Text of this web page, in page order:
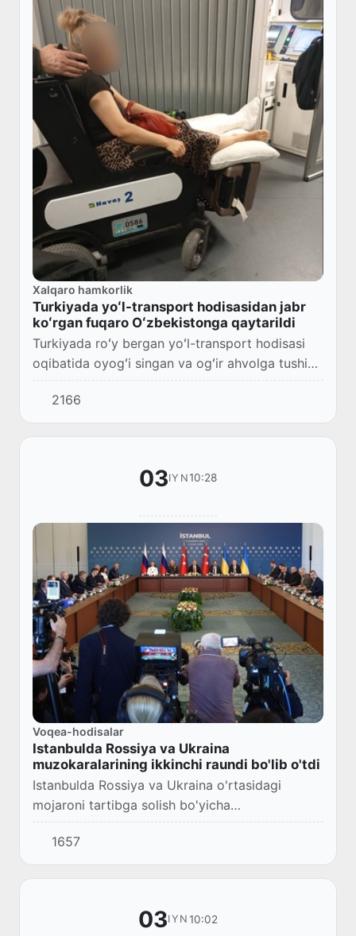
Xalqaro hamkorlik
Turkiyada yoʻl-transport hodisasidan jabr
koʻrgan fuqaro Oʻzbekistonga qaytarildi
Turkiyada roʻy bergan yoʻl-transport hodisasi
oqibatida oyogʻi singan va ogʻir ahvolga tushib
qolgan Oʻzbekiston fuqarosi Bosh konsulxona
tomonidan vatanga qaytarildi.
2166
03IYN10:28
Voqea-hodisalar
Istanbulda Rossiya va Ukraina
muzokaralarining ikkinchi raundi bo'lib o'tdi
Istanbulda Rossiya va Ukraina o'rtasidagi
mojaroni tartibga solish bo'yicha
muzokaralarning ikkinchi raundi yakunlandi.
Tomonlar garovdagilarni keng ko'lamli
almashish bo'yicha kel...
1657
03IYN 10:02